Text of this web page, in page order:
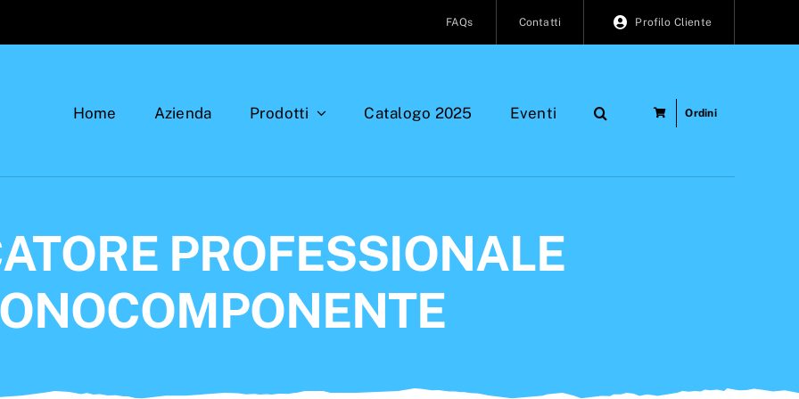
FAQs Contatti Profilo Cliente
Home Azienda Prodotti Catalogo 2025 Eventi Ordini
PROFESSIONALE